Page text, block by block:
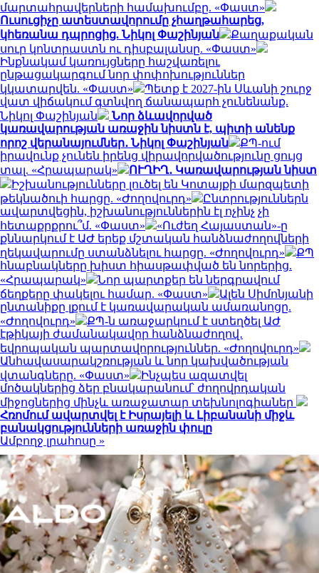
մարտահրավերների համախումբը. «Փաստ»
Ուսուցիչը ատեստավորումը չհաղթահարեց,
կհեռանա դպրոցից. Նիկոլ Փաշինյան
Քաղաքական
սուր կոնտրաստն ու դիսբալանսը. «Փաստ»
Ինքնակամ կառույցները հաշվառելու
ընթացակարգում նոր փոփոխություններ
կկատարվեն. «Փաստ»
Պետք է 2027-ին Սևանի շուրջ
վատ վիճակում գտնվող ճանապարհ չունենանք.
Նիկոլ Փաշինյան
Նոր ձևավորված
կառավարության առաջին նիստն է, պիտի անենք
որոշ վերանայումներ․ Նիկոլ Փաշինյան
ՔՊ-ում
իրավունք չունեն իրենց վիրավորվածությունը ցույց
տալ. «Հրապարակ»
ՈՒՂԻՂ․ Կառավարության նիստ
Իշխանությունները լուծել են Կոտայքի մարզպետի
թեկնածուի հարցը. «Ժողովուրդ»
Ընտրություններն
ավարտվեցին, իշխանություններին էլ ոչինչ չի
հետաքրքրու՞մ. «Փաստ»
«Ուժեղ Հայաստան»-ը
քննարկում է ԱԺ երեք մշտական հանձնաժողովների
ղեկավարումը ստանձնելու հարցը. «Ժողովուրդ»
ՔՊ
հնաբնակները խիստ հիասթափված են նորերից.
«Հրապարակ»
Նոր պարտքեր են ներգրավում
ճեղքերը փակելու համար. «Փաստ»
Ալեն Սիմոնյանի
ընտանիքը լքում է կառավարական ամառանոցը.
«Ժողովուրդ»
ՔՊ-ն առաջարկում է ստեղծել ԱԺ
էթիկայի ժամանակավոր հանձնաժողով․
եվրոպական պարտավորություններ. «Ժողովուրդ»
Անհավասարակշռության և նոր կախվածության
վտանգները. «Փաստ»
Ինչպես ազատվել
մոծակներից ձեր բնակարանում՝ ժողովրդական
միջոցներից մինչև առաջատար տեխնոլոգիաներ
Հռոմում ավարտվել է Իսրայելի և Լիբանանի միջև
բանակցությունների առաջին փուլը
Ամբողջ լրահոսը »